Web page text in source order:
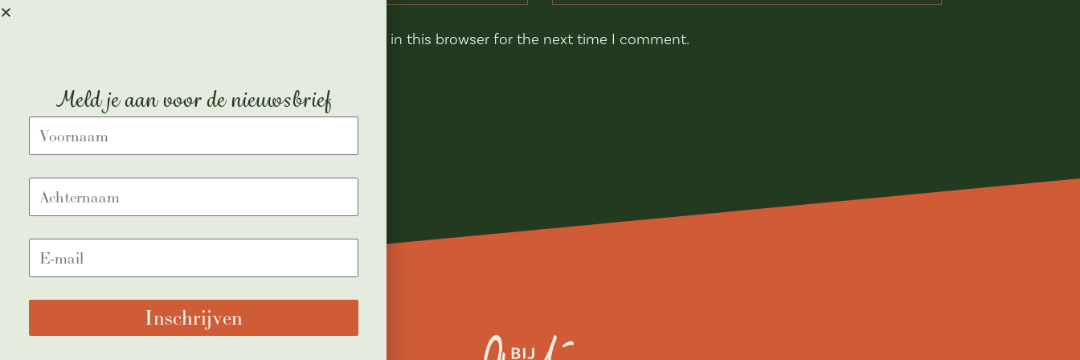
Save my name, email, and website in this browser for the next time I comment.
SEND
Meld je aan voor de nieuwsbrief
Inschrijven